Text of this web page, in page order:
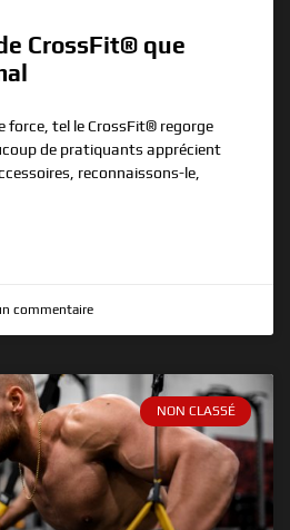
CrossFit® que
force, tel le CrossFit® regorge
de pratiquants apprécient
reconnaissons-le,
commentaire
NON CLASSÉ